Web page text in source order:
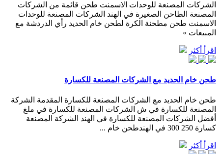
الشركات المصنعة للوحدات الاسمنت طحن قائمة من الشركات
المصنعة الطاحن الصغيرة في الهند الشركات المصنعة للوحدات
الاسمنت طحن مطحنة الكرة لطحن خام الحديد رأي الدردشة مع
المبيعات »
اقرأ أكثر
طحن خام الحديد مع الشركات المصنعة للكسارة
طحن خام الحديد مع الشركات المصنعة للكسارة المقدمة الشركة
المصنعة للكسارة في ش الشركات المصنعة للكسارة في ملغ
أفضل الشركات المصنعة للكسارة في الهند الشركة المصنعة
كسارة 250 300 في الهندطحن خام ...
اقرأ أكثر